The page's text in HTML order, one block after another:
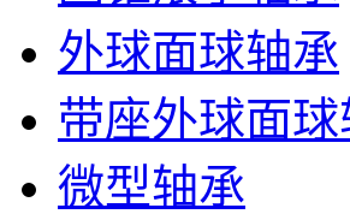
外球面球轴承
带座外球面
微型轴承